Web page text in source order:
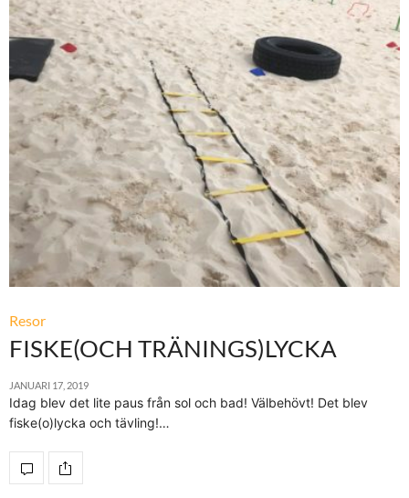
Resor
FISKE(OCH TRÄNINGS)LYCKA
JANUARI 17, 2019
Idag blev det lite paus från sol och bad! Välbehövt! Det blev
fiske(o)lycka och tävling!…